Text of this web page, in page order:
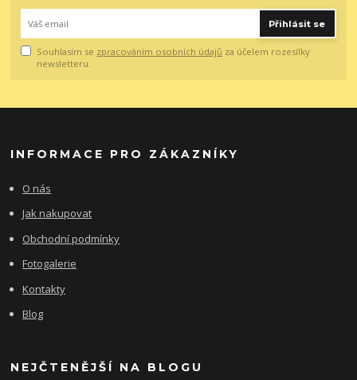
Přihlásit se
Souhlasím se zpracováním osobních údajů za účelem rozesílky
newsletteru.
INFORMACE PRO ZÁKAZNÍKY
O nás
Jak nakupovat
Obchodní podmínky
Fotogalerie
Kontakty
Blog
NEJČTENĚJŠÍ NA BLOGU